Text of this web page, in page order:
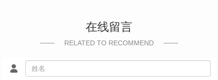
在线留言
RELATED TO RECOMMEND